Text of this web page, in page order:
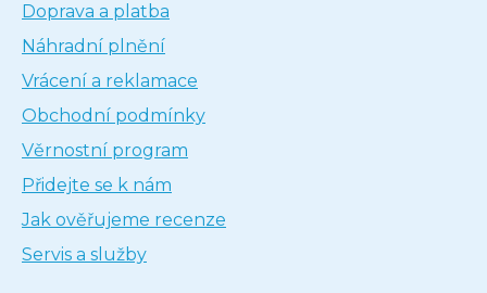
Doprava a platba
Náhradní plnění
Vrácení a reklamace
Obchodní podmínky
Věrnostní program
Přidejte se k nám
Jak ověřujeme recenze
Servis a služby